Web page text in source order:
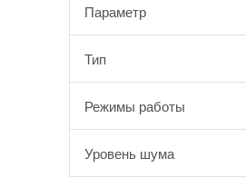
Параметр
Тип
Режимы работы
Уровень шума